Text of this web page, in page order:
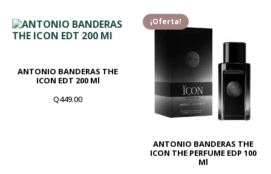
Q400.00.
ANTONIO BANDERAS THE
ICON EDT 200 Ml
Q449.00
¡Oferta!
ANTONIO BANDERAS THE
ICON THE PERFUME EDP 100
Ml